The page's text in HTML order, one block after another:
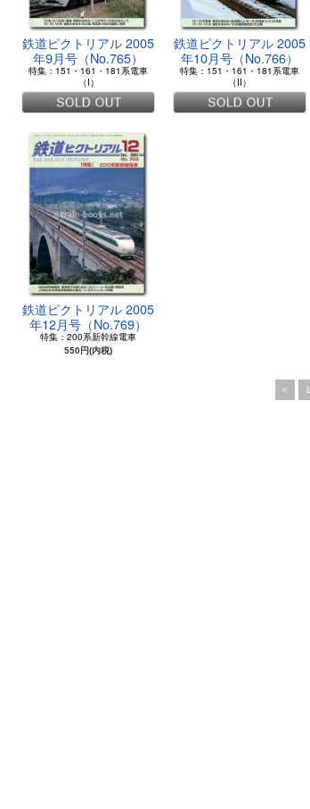
鉄道ピクトリアル 2005
年9月号（No.765）
特集：151・161・181系電車
（I）
鉄道ピクトリアル 2005
年10月号（No.766）
特集：151・161・181系電車
（II）
鉄道ピクトリアル 2005
年12月号（No.769）
特集：200系新幹線電車
550円(内税)
< 1